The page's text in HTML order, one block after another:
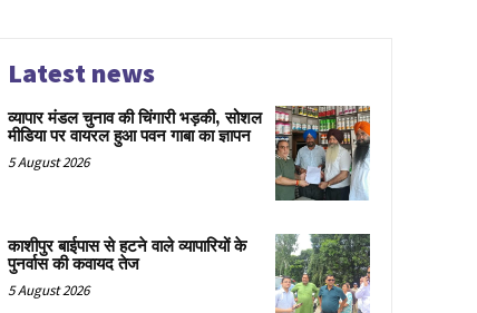
Latest news
व्यापार मंडल चुनाव की चिंगारी भड़की, सोशल
मीडिया पर वायरल हुआ पवन गाबा का ज्ञापन
5 August 2026
काशीपुर बाईपास से हटने वाले व्यापारियों के
पुनर्वास की कवायद तेज
5 August 2026